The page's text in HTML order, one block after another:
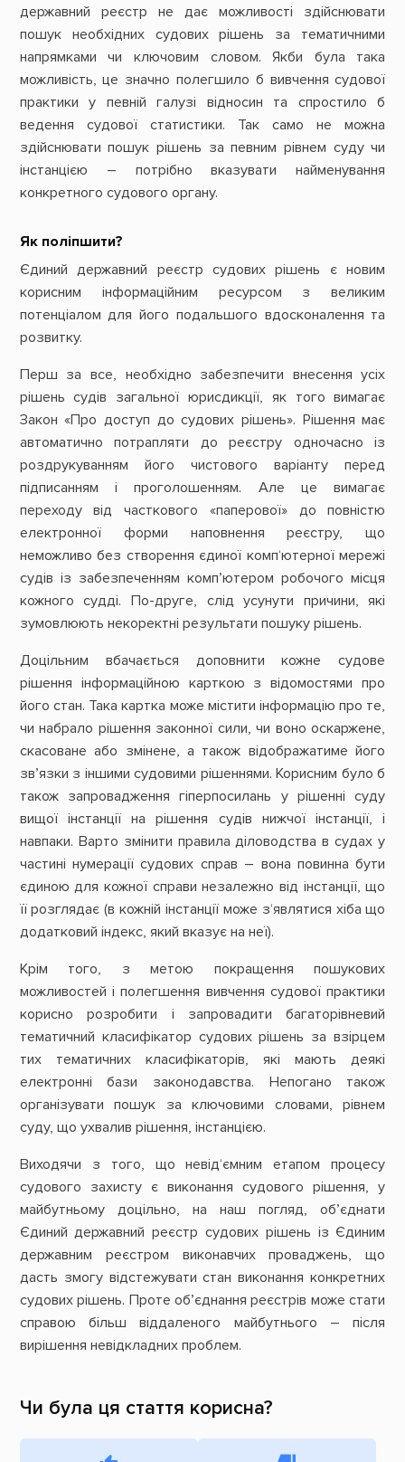
державний реєстр не дає можливості здійснювати
пошук необхідних судових рішень за тематичними
напрямками чи ключовим словом. Якби була така
можливість, це значно полегшило б вивчення судової
практики у певній галузі відносин та спростило б
ведення судової статистики. Так само не можна
здійснювати пошук рішень за певним рівнем суду чи
інстанцією – потрібно вказувати найменування
конкретного судового органу.
Як поліпшити?
Єдиний державний реєстр судових рішень є новим
корисним інформаційним ресурсом з великим
потенціалом для його подальшого вдосконалення та
розвитку.
Перш за все, необхідно забезпечити внесення усіх
рішень судів загальної юрисдикції, як того вимагає
Закон «Про доступ до судових рішень». Рішення має
автоматично потрапляти до реєстру одночасно із
роздрукуванням його чистового варіанту перед
підписанням і проголошенням. Але це вимагає
переходу від часткового «паперової» до повністю
електронної форми наповнення реєстру, що
неможливо без створення єдиної комп‘ютерної мережі
судів із забезпеченням комп’ютером робочого місця
кожного судді. По-друге, слід усунути причини, які
зумовлюють некоректні результати пошуку рішень.
Доцільним вбачається доповнити кожне судове
рішення інформаційною карткою з відомостями про
його стан. Така картка може містити інформацію про те,
чи набрало рішення законної сили, чи воно оскаржене,
скасоване або змінене, а також відображатиме його
зв’язки з іншими судовими рішеннями. Корисним було б
також запровадження гіперпосилань у рішенні суду
вищої інстанції на рішення судів нижчої інстанції, і
навпаки. Варто змінити правила діловодства в судах у
частині нумерації судових справ – вона повинна бути
єдиною для кожної справи незалежно від інстанції, що
її розглядає (в кожній інстанції може з‘являтися хіба що
додатковий індекс, який вказує на неї).
Крім того, з метою покращення пошукових
можливостей і полегшення вивчення судової практики
корисно розробити і запровадити багаторівневий
тематичний класифікатор судових рішень за взірцем
тих тематичних класифікаторів, які мають деякі
електронні бази законодавства. Непогано також
організувати пошук за ключовими словами, рівнем
суду, що ухвалив рішення, інстанцією.
Виходячи з того, що невід‘ємним етапом процесу
судового захисту є виконання судового рішення, у
майбутньому доцільно, на наш погляд, об’єднати
Єдиний державний реєстр судових рішень із Єдиним
державним реєстром виконавчих проваджень, що
дасть змогу відстежувати стан виконання конкретних
судових рішень. Проте об’єднання реєстрів може стати
справою більш віддаленого майбутнього – після
вирішення невідкладних проблем.
Чи була ця стаття корисна?